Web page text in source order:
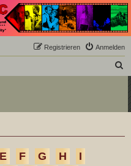
Filmforum und ein Paradies
Anmelden
Registrieren
E F G H
I